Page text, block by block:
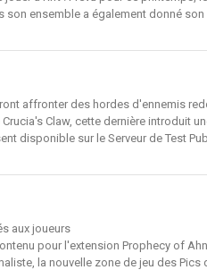
ensemble a également donné
affronter des hordes d'ennemis
Claw, cette dernière introduit
disponible sur le Serveur de Test
aux joueurs
pour l'extension Prophecy of
la nouvelle zone de jeu des